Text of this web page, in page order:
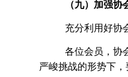
（九） 加强协
充分利用好协
各位会员，协
严峻挑战的形势下